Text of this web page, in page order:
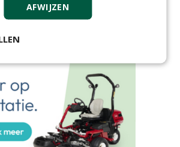
Save the Date: Green Gala op
woensdag 2 december
AFWIJZEN